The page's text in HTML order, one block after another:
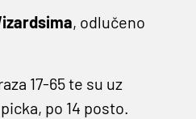
, odlučeno
17-65 te su uz
po 14 posto.